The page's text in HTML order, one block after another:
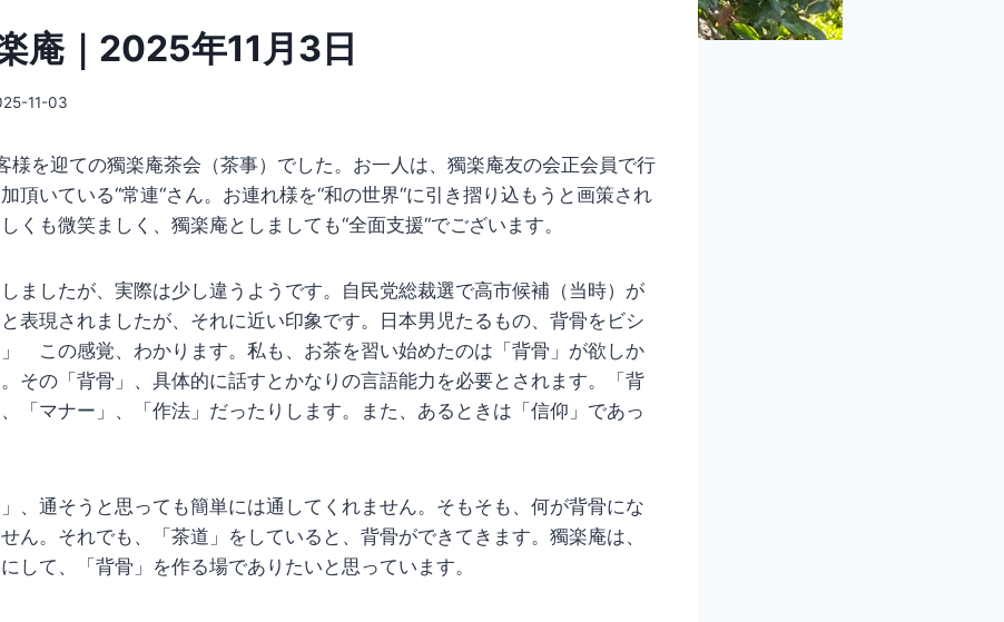
庵｜2025年11月3日
11-03
様を迎ての獨楽庵茶会（茶事）でした。お一人は、獨楽庵友の会正会員で行
頂いている“常連“さん。お連れ様を“和の世界“に引き摺り込もうと画策され
くも微笑ましく、獨楽庵としましても“全面支援“でございます。
しましたが、実際は少し違うようです。自民党総裁選で高市候補（当時）が
と表現されましたが、それに近い印象です。日本男児たるもの、背骨をビシ
この感覚、わかります。私も、お茶を習い始めたのは「背骨」が欲しか
その「背骨」、具体的に話すとかなりの言語能力を必要とされます。「背
「マナー」、「作法」だったりします。また、あるときは「信仰」であっ
、通そうと思っても簡単には通してくれません。そもそも、何が背骨にな
ん。それでも、「茶道」をしていると、背骨ができてきます。獨楽庵は、
して、「背骨」を作る場でありたいと思っています。